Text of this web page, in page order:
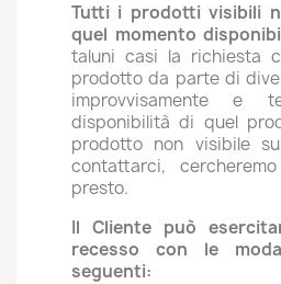
Tutti i prodotti visibili
quel momento
taluni casi la richiesta
prodotto da parte di
improvvisamente e
disponibilità di quel
prodotto non visibile
contattarci,
presto.
Il Cliente può
recesso con le
seguenti: